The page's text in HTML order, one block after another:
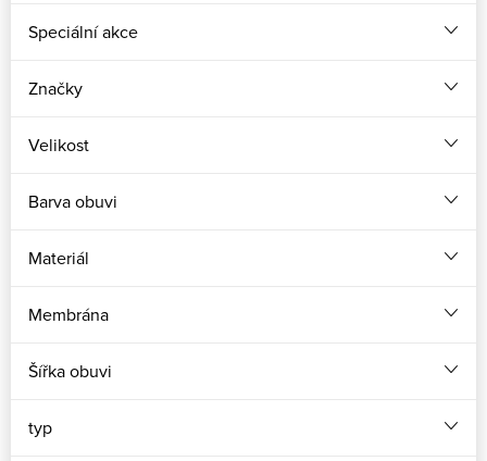
Speciální akce
Značky
Velikost
Barva obuvi
Materiál
Membrána
Šířka obuvi
typ